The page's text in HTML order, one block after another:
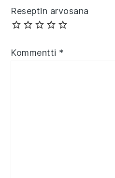
Reseptin arvosana
Kommentti *